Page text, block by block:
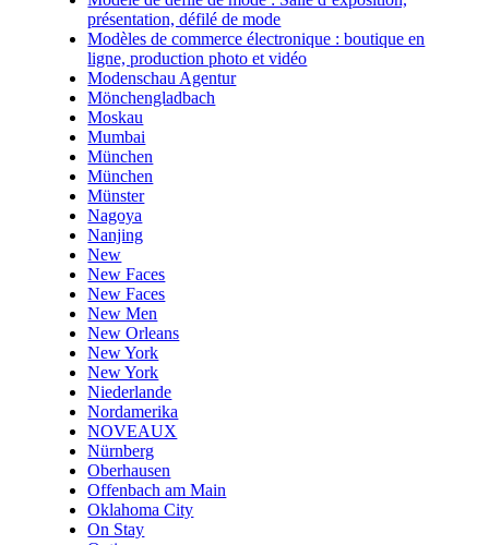
présentation, défilé de mode
Modèles de commerce électronique : boutique en
ligne, production photo et vidéo
Modenschau Agentur
Mönchengladbach
Moskau
Mumbai
München
München
Münster
Nagoya
Nanjing
New
New Faces
New Faces
New Men
New Orleans
New York
New York
Niederlande
Nordamerika
NOVEAUX
Nürnberg
Oberhausen
Offenbach am Main
Oklahoma City
On Stay